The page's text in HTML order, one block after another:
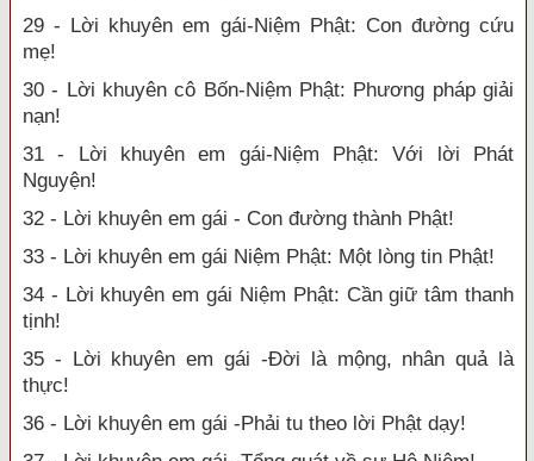
29 - Lời khuyên em gái-Niệm Phật: Con đường cứu
mẹ!
30 - Lời khuyên cô Bốn-Niệm Phật: Phương pháp giải
nạn!
31 - Lời khuyên em gái-Niệm Phật: Với lời Phát
Nguyện!
32 - Lời khuyên em gái - Con đường thành Phật!
33 - Lời khuyên em gái Niệm Phật: Một lòng tin Phật!
34 - Lời khuyên em gái Niệm Phật: Cần giữ tâm thanh
tịnh!
35 - Lời khuyên em gái -Đời là mộng, nhân quả là
thực!
36 - Lời khuyên em gái -Phải tu theo lời Phật dạy!